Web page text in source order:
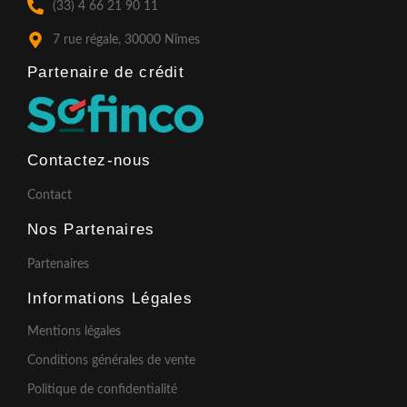
-
f
m
(33) 4 66 21 90 11
7 rue régale, 30000 Nîmes
Partenaire de crédit​
Contactez-nous
Contact
Nos Partenaires
Partenaires
Informations Légales
Mentions légales
Conditions générales de vente
Politique de confidentialité